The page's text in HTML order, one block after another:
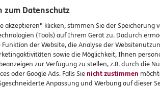
uns bestehende Barrieren mitzuteilen.
Ihre Rückmeldung.
Barriere:
Sie mit,auf welcher WebseiteSie auf
gestoßen sind. Kopieren Sie hierzu
zum Datenschutz
akzeptieren" klicken, stimmen Sie der Speicherung
(Tools) auf Ihrem Gerät zu. Dadurch
Funktion der Website, die Analyse der
sowie die Möglichkeit, Ihnen
zur Verfügung zu stellen, z.B. durch die
oder Google Ads. Falls Sienicht zustimmen
Anpassung und Werbung auf dieser